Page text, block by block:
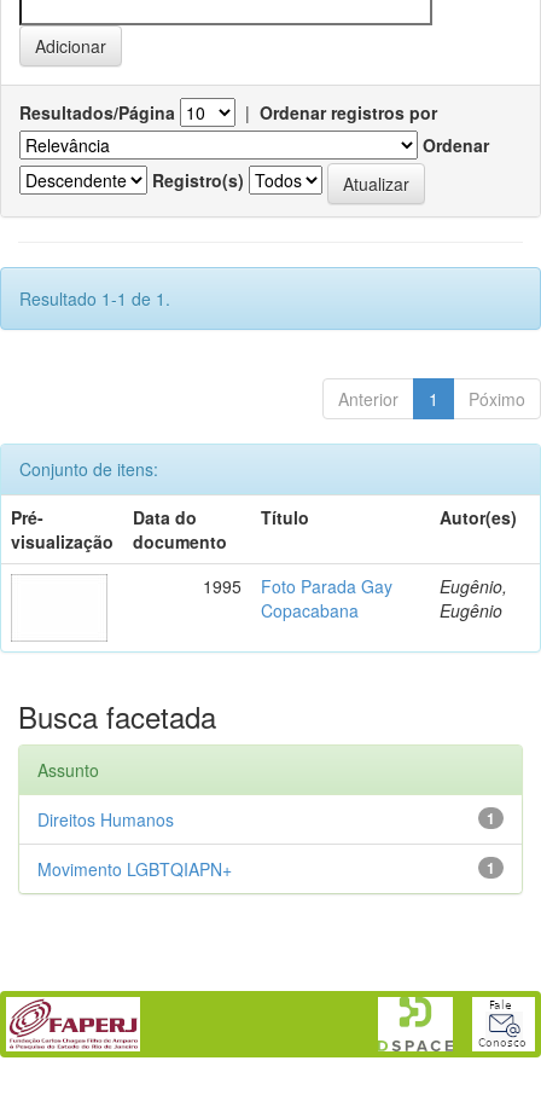
Resultados/Página | Ordenar registros por
Ordenar
Registro(s)
Resultado 1-1 de 1.
Anterior 1 Póximo
Conjunto de itens:
Pré-
visualização
Data do
documento
Título Autor(es)
1995
Foto Parada Gay
Copacabana
Eugênio,
Eugênio
Busca facetada
Assunto
1
Direitos Humanos
1
Movimento LGBTQIAPN+